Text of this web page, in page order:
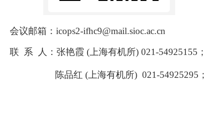
会议邮箱： icops2-ifhc9@mail.sioc.ac.cn
联 系 人： 张艳霞 ( 上海有机所) 021-54925155 ；
陈品红 ( 上海有机所) 021-54925295 ；